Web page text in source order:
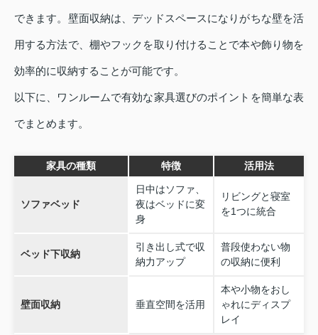
できます。壁面収納は、デッドスペースになりがちな壁を活
用する方法で、棚やフックを取り付けることで本や飾り物を
効率的に収納することが可能です。
以下に、ワンルームで有効な家具選びのポイントを簡単な表
でまとめます。
家具の種類 特徴 活用法
ソファベッド
日中はソファ、
夜はベッドに変
身
リビングと寝室
を1つに統合
ベッド下収納
引き出し式で収
納力アップ
普段使わない物
の収納に便利
壁面収納 垂直空間を活用
本や小物をおし
ゃれにディスプ
レイ